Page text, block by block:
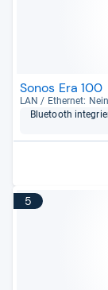
Sonos Era 100
LAN / Ether­net: Nein
Blue­tooth
5